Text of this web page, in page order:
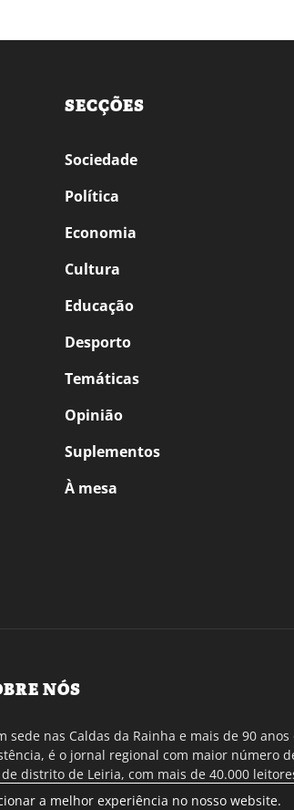
SECÇÕES
Sociedade
Política
Economia
Cultura
Educação
Desporto
Temáticas
Opinião
Suplementos
À mesa
NÓS
sede nas Caldas da Rainha e mais de 90 anos
é o jornal regional com maior número
distrito de Leiria, com mais de 40.000
Oeste. Jornal com distribuição em Portugal
a melhor experiência no nosso website.